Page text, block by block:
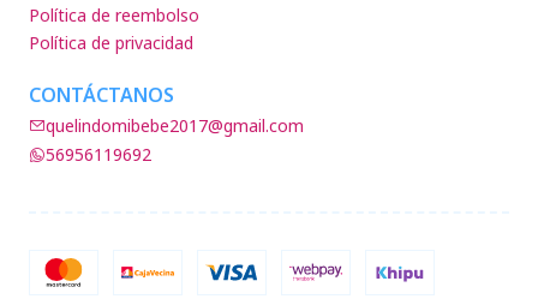
Política de reembolso
Política de privacidad
CONTÁCTANOS
quelindomibebe2017@gmail.com
56956119692